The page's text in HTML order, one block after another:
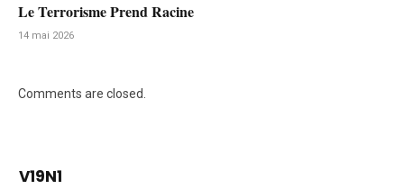
Le Terrorisme Prend Racine
14 mai 2026
Comments are closed.
V19N1